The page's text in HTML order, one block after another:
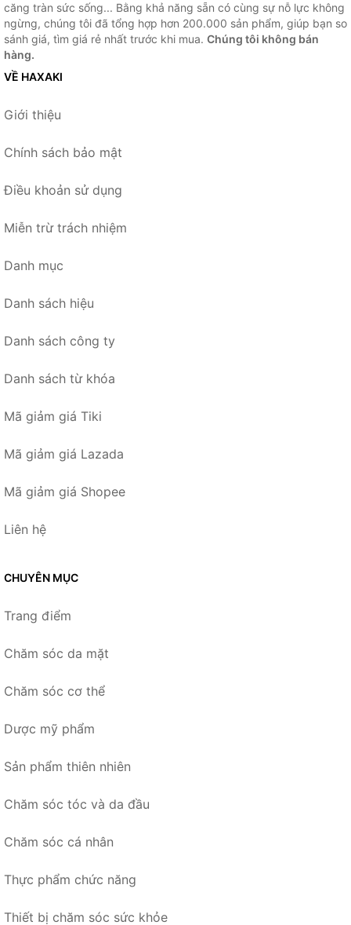
căng tràn sức sống... Bằng khả năng sẵn có cùng sự nỗ lực không
ngừng, chúng tôi đã tổng hợp hơn 200.000 sản phẩm, giúp bạn so
sánh giá, tìm giá rẻ nhất trước khi mua. Chúng tôi không bán
hàng.
VỀ HAXAKI
Giới thiệu
Chính sách bảo mật
Điều khoản sử dụng
Miễn trừ trách nhiệm
Danh mục
Danh sách hiệu
Danh sách công ty
Danh sách từ khóa
Mã giảm giá Tiki
Mã giảm giá Lazada
Mã giảm giá Shopee
Liên hệ
CHUYÊN MỤC
Trang điểm
Chăm sóc da mặt
Chăm sóc cơ thể
Dược mỹ phẩm
Sản phẩm thiên nhiên
Chăm sóc tóc và da đầu
Chăm sóc cá nhân
Thực phẩm chức năng
Thiết bị chăm sóc sức khỏe